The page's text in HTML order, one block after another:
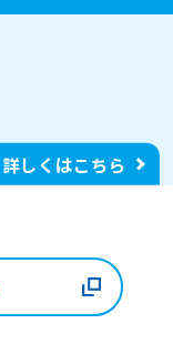
詳しくはこちら